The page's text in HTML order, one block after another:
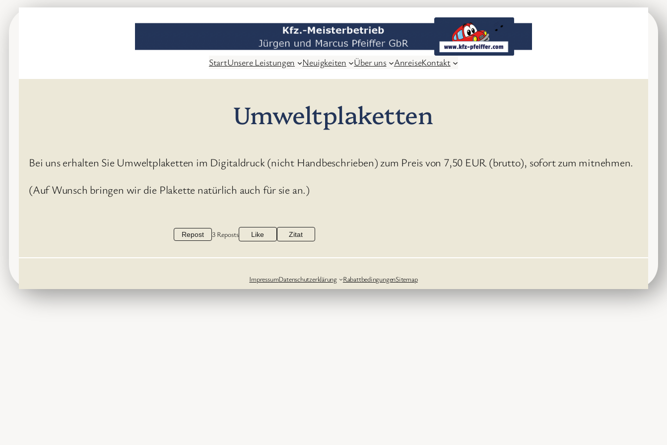
StartUnsere Leistungen Neuigkeiten Über uns AnreiseKontakt
Umweltplaketten
Bei uns erhalten Sie Umweltplaketten im Digitaldruck (nicht Handbeschrieben) zum Preis von 7,50 EUR (brutto), sofort zum mitnehmen.
(Auf Wunsch bringen wir die Plakette natürlich auch für sie an.)
Repost 3 Reposts Like Zitat
ImpressumDatenschutzerklärung RabattbedingungenSitemap